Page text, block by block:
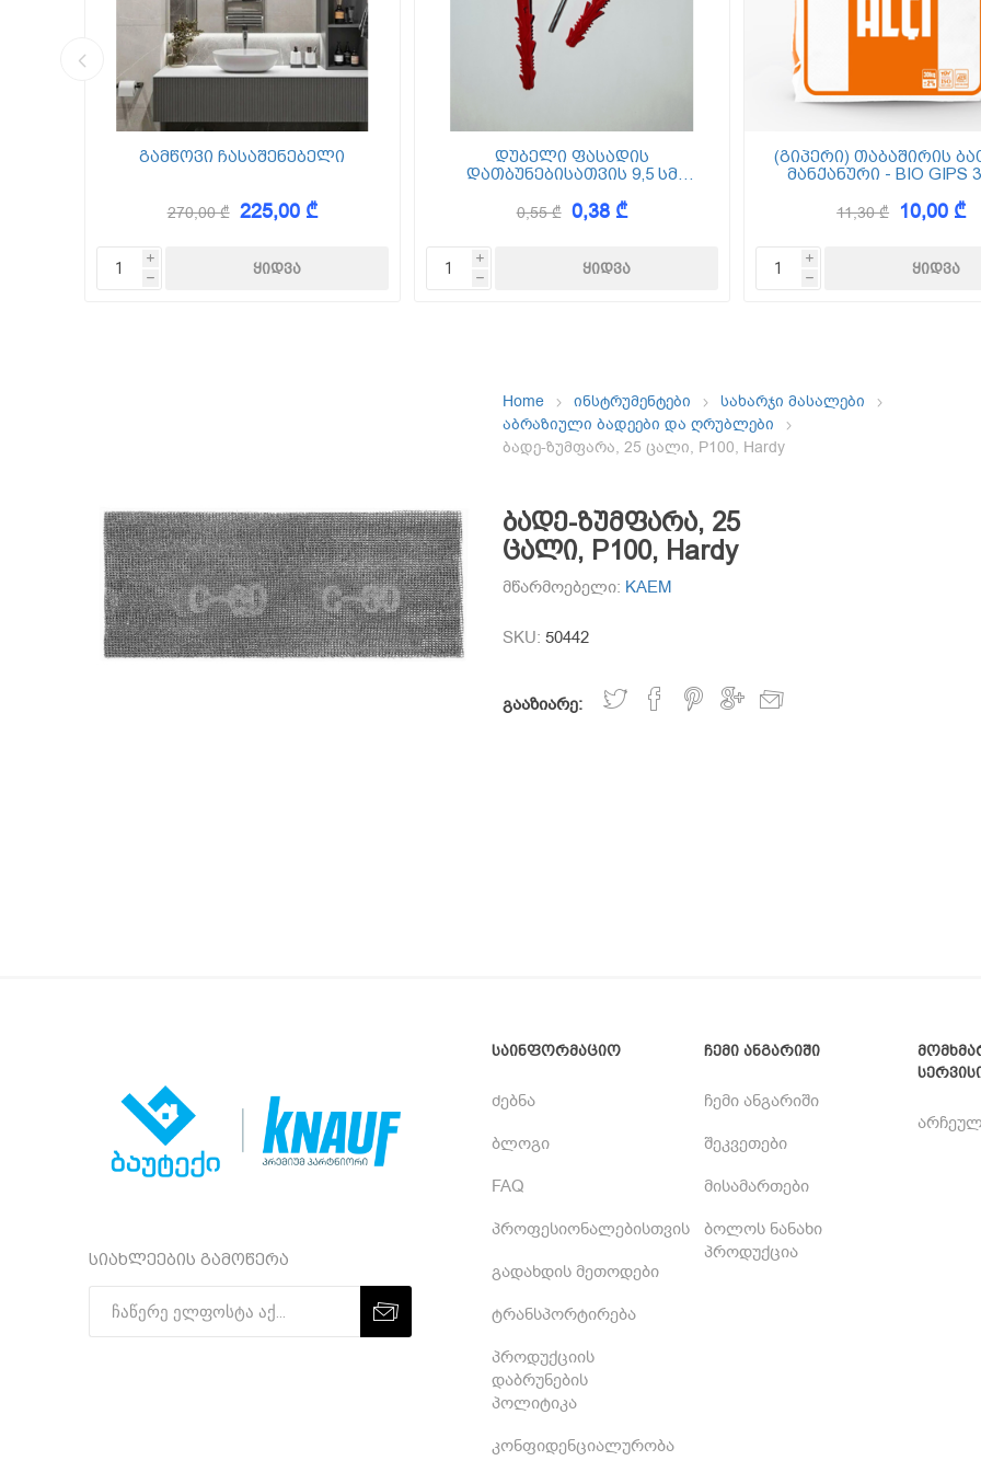
კედლის შემოსვები
KAEM Dekor
გამწოვი ჩასაშენებელი
270,00 ₾ 225,00 ₾
i
h
დუბელი ფასადის
დათბუნებისათვის 9,5 სმ
0,55 ₾ 0,38 ₾
i
h
(გიპერი) თაბაშირის
მანქანური - BIO GIPS
11,30 ₾ 10,00 ₾
i
h
Home ინსტრუმენტები
სახარჯი მასალები
აბრაზიული ბადეები და ღრუბლები
ბადე-ზუმფარა, 25 ცალი, P100, Hardy
ბადე-ზუმფარა, 25
ცალი, P100, Hardy
მწარმოებელი: KAEM
SKU: 50442
გააზიარე:
სიახლეების გამოწერა
საინფორმაციო
ძებნა
ბლოგი
FAQ
პროფესიონალებისთვის
გადახდის მეთოდები
ტრანსპორტირება
პროდუქციის
დაბრუნების
პოლიტიკა
კონფიდენციალურობა
ჩემი ანგარიში
ჩემი ანგარიში
შეკვეთები
მისამართები
ბოლოს ნანახი
პროდუქცია